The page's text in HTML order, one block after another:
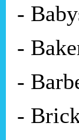
-
-
-
-